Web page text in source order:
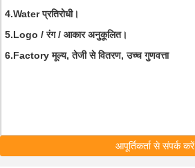
4.Water प्रतिरोधी।
5.Logo / रंग / आकार अनुकूलित।
6.Factory मूल्य, तेजी से वितरण, उच्च गुणवत्ता
आपूर्तिकर्ता से संपर्क करें